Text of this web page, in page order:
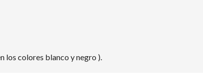
los colores blanco y negro ).